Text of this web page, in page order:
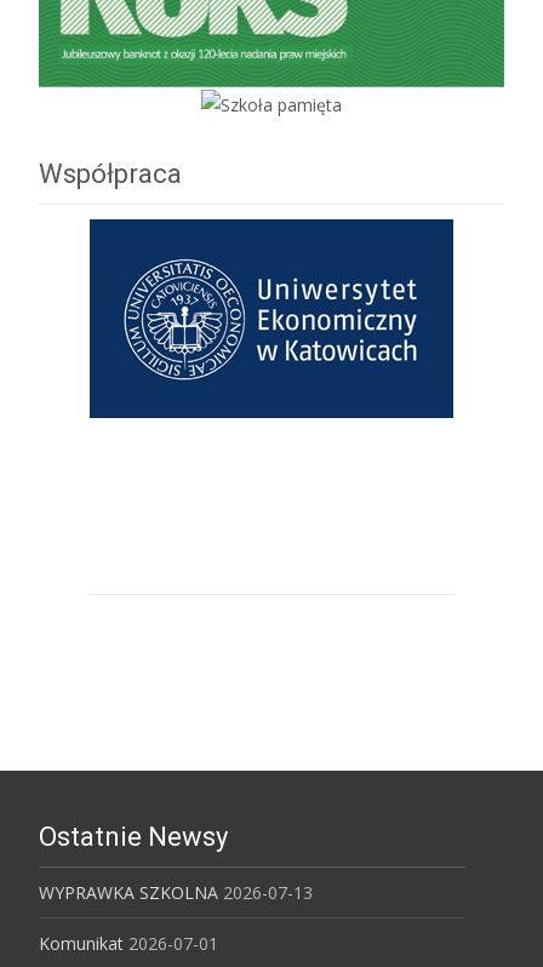
Współpraca
Ostatnie Newsy
WYPRAWKA SZKOLNA 2026-07-13
Komunikat 2026-07-01